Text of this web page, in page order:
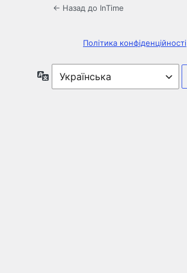
← Назад до InTime
Політика конфіденційності
Мова